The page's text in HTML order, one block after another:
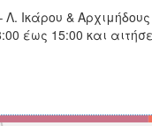
Ικάρου &
έως 15:00 και